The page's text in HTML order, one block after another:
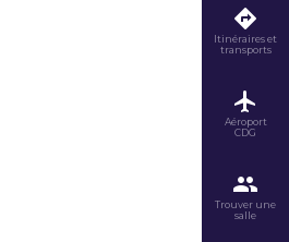
Itinéraires et
transports
Aéroport
CDG
Trouver une
salle